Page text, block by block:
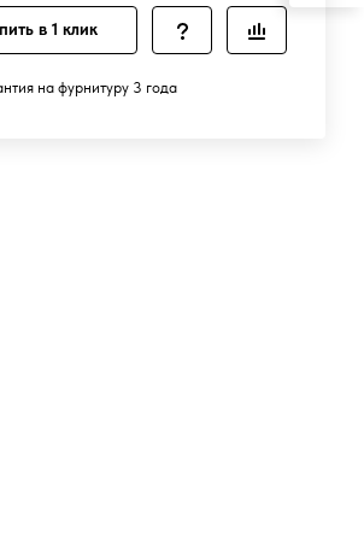
в 1 клик
на фурнитуру 3 года